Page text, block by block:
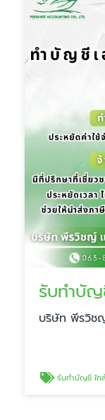
รับทำบั
บริษัท พีรวิช
รับทำบัญชี ใก